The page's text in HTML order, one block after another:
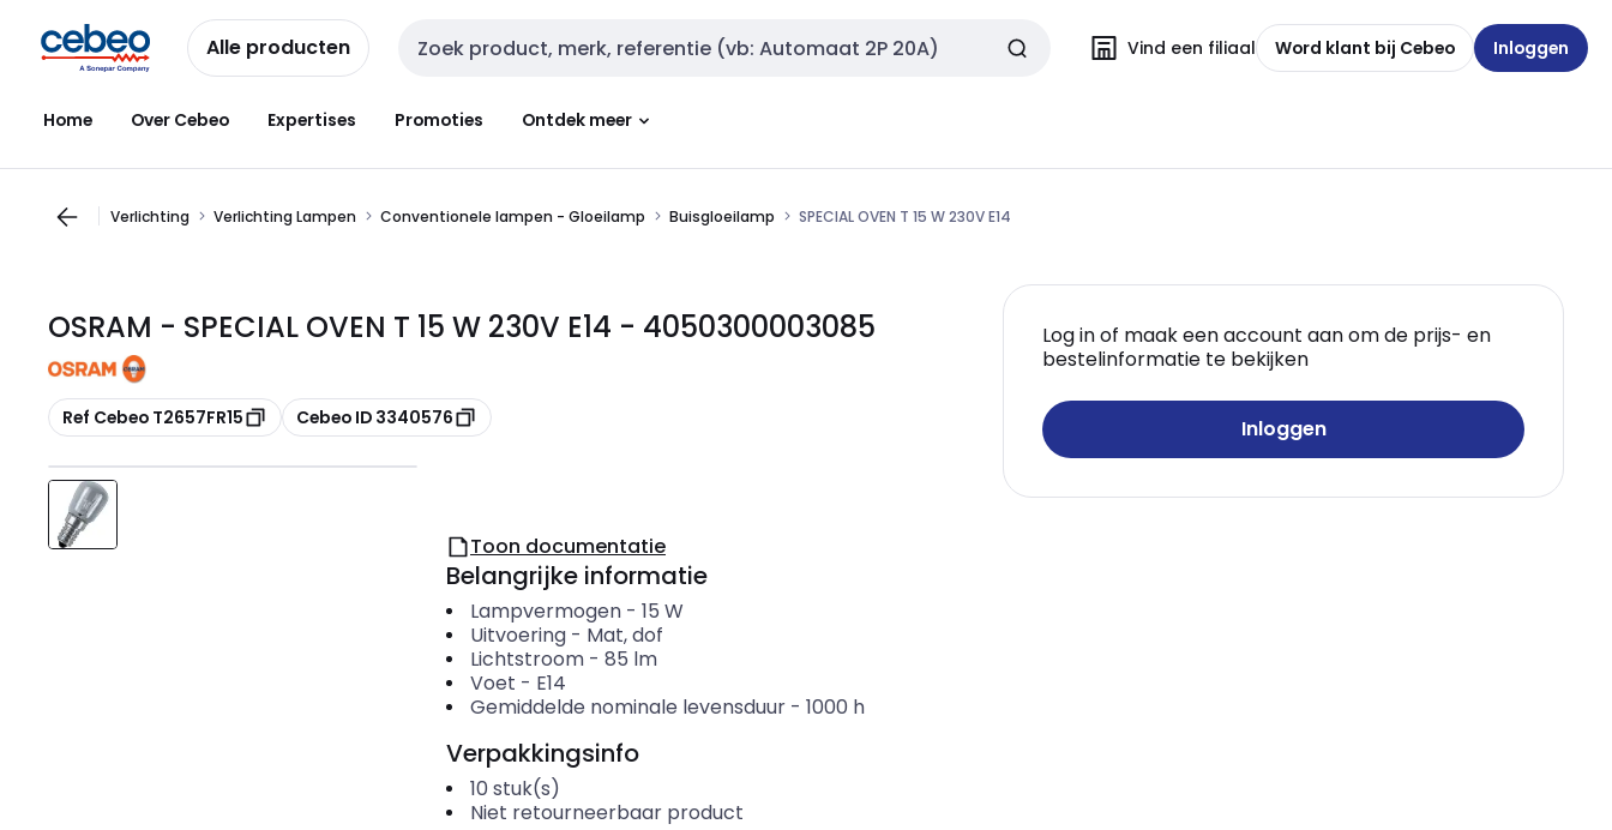
naar
navigatie
naar
inhoud
Alle producten Zoekveld invoer Vind een filiaal Word klant bij Cebeo Inloggen
Home Over Cebeo Expertises Promoties Ontdek meer
Verlichting Verlichting Lampen Conventionele lampen - Gloeilamp Buisgloeilamp SPECIAL OVEN T 15 W 230V E14
OSRAM - SPECIAL OVEN T 15 W 230V E14 - 4050300003085
Kopiëren
Ref Cebeo T2657FR15 Kopiëren
Cebeo ID 3340576
Log in of maak een account aan om de prijs- en
bestelinformatie te bekijken
Inloggen
Toon documentatie
Belangrijke informatie
Lampvermogen- 15 W
Uitvoering- Mat, dof
Lichtstroom- 85 lm
Voet - E14
Gemiddelde nominale levensduur- 1000 h
Verpakkingsinfo
10 stuk(s)
Niet retourneerbaar product